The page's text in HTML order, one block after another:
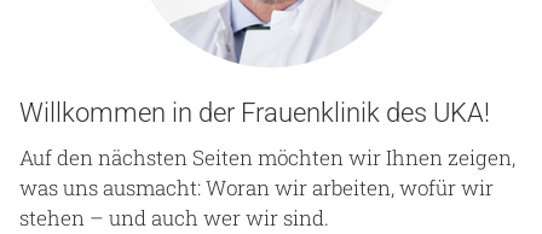
Willkommen in der Frauenklinik des UKA!
Auf den nächsten Seiten möchten wir Ihnen zeigen,
was uns ausmacht: Woran wir arbeiten, wofür wir
stehen – und auch wer wir sind.